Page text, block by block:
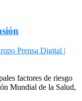
Prensa Digital |
factores de riesgo
Mundial de la Salud,